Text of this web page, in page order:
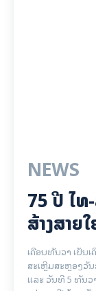
NEWS
75 ປີ ​ໄທ
ສ້າງສາຍ
ເດືອນທັນວາ ເປັນ
ສະເຫຼີມສະຫຼອງວັ
ແລະ ວັນທີ 5 ທັນວ